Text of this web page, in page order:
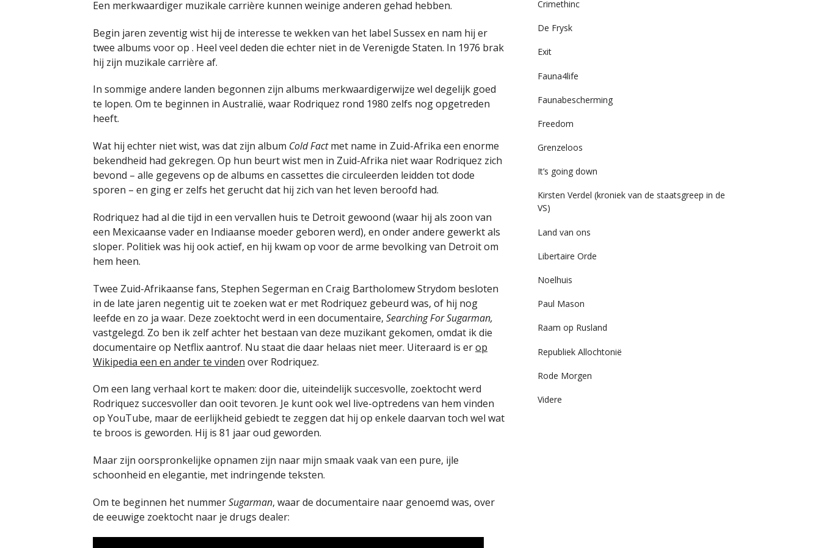
Een merkwaardiger muzikale carrière kunnen weinige anderen gehad hebben.
Begin jaren zeventig wist hij de interesse te wekken van het label Sussex en nam hij er
twee albums voor op . Heel veel deden die echter niet in de Verenigde Staten. In 1976 brak
hij zijn muzikale carrière af.
In sommige andere landen begonnen zijn albums merkwaardigerwijze wel degelijk goed
te lopen. Om te beginnen in Australië, waar Rodriquez rond 1980 zelfs nog opgetreden
heeft.
Wat hij echter niet wist, was dat zijn album Cold Factmet name in Zuid-Afrika een enorme
bekendheid had gekregen. Op hun beurt wist men in Zuid-Afrika niet waar Rodriquez zich
bevond – alle gegevens op de albums en cassettes die circuleerden leidden tot dode
sporen – en ging er zelfs het gerucht dat hij zich van het leven beroofd had.
Rodriquez had al die tijd in een vervallen huis te Detroit gewoond (waar hij als zoon van
een Mexicaanse vader en Indiaanse moeder geboren werd), en onder andere gewerkt als
sloper. Politiek was hij ook actief, en hij kwam op voor de arme bevolking van Detroit om
hem heen.
Twee Zuid-Afrikaanse fans, Stephen Segerman en Craig Bartholomew Strydom besloten
in de late jaren negentig uit te zoeken wat er met Rodriquez gebeurd was, of hij nog
leefde en zo ja waar. Deze zoektocht werd in een documentaire, Searching For Sugarman,
vastgelegd. Zo ben ik zelf achter het bestaan van deze muzikant gekomen, omdat ik die
documentaire op Netflix aantrof. Nu staat die daar helaas niet meer. Uiteraard is erop
Wikipedia een en ander te vinden over Rodriquez.
Om een lang verhaal kort te maken: door die, uiteindelijk succesvolle, zoektocht werd
Rodriquez succesvoller dan ooit tevoren. Je kunt ook wel live-optredens van hem vinden
op YouTube, maar de eerlijkheid gebiedt te zeggen dat hij op enkele daarvan toch wel wat
te broos is geworden. Hij is 81 jaar oud geworden.
Maar zijn oorspronkelijke opnamen zijn naar mijn smaak vaak van een pure, ijle
schoonheid en elegantie, met indringende teksten.
Om te beginnen het nummerSugarman, waar de documentaire naar genoemd was, over
de eeuwige zoektocht naar je drugs dealer:
Crimethinc
De Frysk
Exit
Fauna4life
Faunabescherming
Freedom
Grenzeloos
It’s going down
Kirsten Verdel (kroniek van de staatsgreep in de
VS)
Land van ons
Libertaire Orde
Noelhuis
Paul Mason
Raam op Rusland
Republiek Allochtonië
Rode Morgen
Videre